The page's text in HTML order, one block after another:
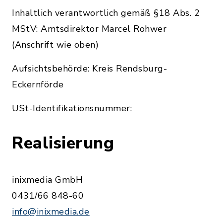
Inhaltlich verantwortlich gemäß §18 Abs. 2
MStV: Amtsdirektor Marcel Rohwer
(Anschrift wie oben)
Aufsichtsbehörde: Kreis Rendsburg-
Eckernförde
USt-Identifikationsnummer:
Realisierung
inixmedia GmbH
0431/66 848-60
info@inixmedia.de